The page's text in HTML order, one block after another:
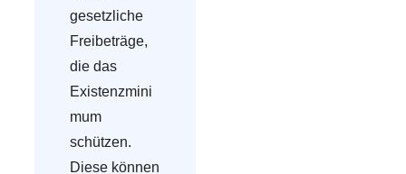
gesetzliche
Freibeträge,
die das
Existenzmini
mum
schützen.
Diese können